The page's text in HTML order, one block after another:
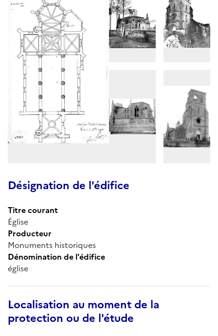
Désignation de l'édifice
Titre courant
Église
Producteur
Monuments historiques
Dénomination de l'édifice
église
Localisation au moment de la
protection ou de l'étude